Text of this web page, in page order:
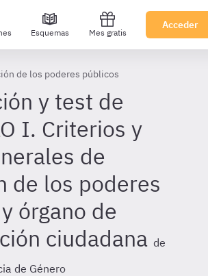
Esquemas Mes gratis
Acceder
de los poderes públicos
y test de
I. Criterios y
de
de los poderes
órgano de
ciudadana de
de Género